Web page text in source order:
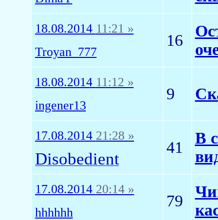
18.08.2014 11:21 »
Troyan_777
16
18.08.2014 11:12 »
ingener13
9
17.08.2014 21:28 »
Disobedient
41
В
17.08.2014 20:14 »
hhhhhh
79